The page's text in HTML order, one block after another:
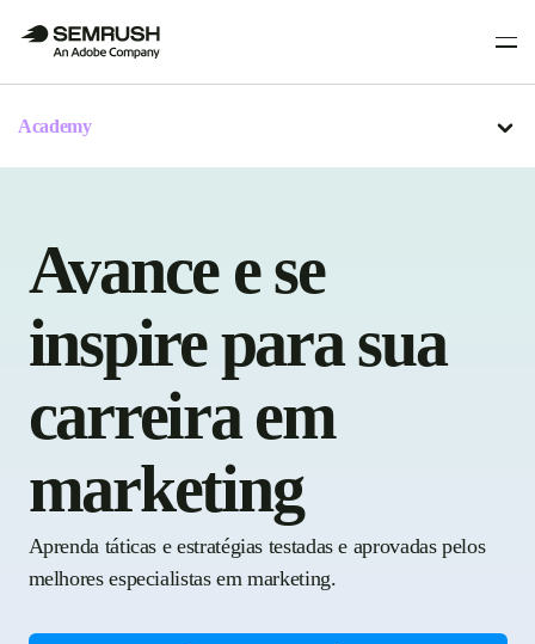
Academy
Avance e se
inspire para sua
carreira em
marketing
Aprenda táticas e estratégias testadas e aprovadas pelos
melhores especialistas em marketing.